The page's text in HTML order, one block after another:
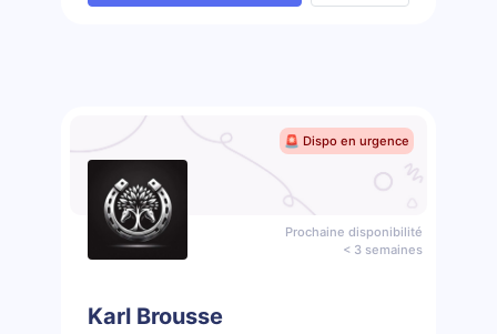
🚨 Dispo en urgence
Prochaine disponibilité
< 3 semaines
Karl Brousse